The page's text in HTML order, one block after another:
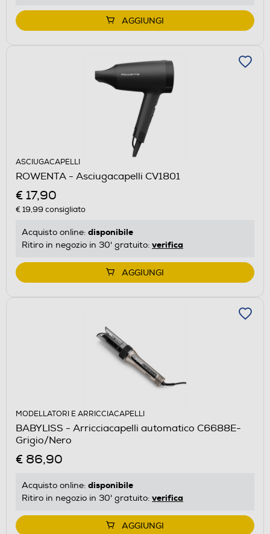
AGGIUNGI
ASCIUGACAPELLI
ROWENTA - Asciugacapelli CV1801
€ 17,90
€ 19,99 consigliato
Acquisto online: disponibile
Ritiro in negozio in 30' gratuito: verifica
AGGIUNGI
MODELLATORI E ARRICCIACAPELLI
BABYLISS - Arricciacapelli automatico C6688E-
Grigio/Nero
€ 86,90
Acquisto online: disponibile
Ritiro in negozio in 30' gratuito: verifica
AGGIUNGI